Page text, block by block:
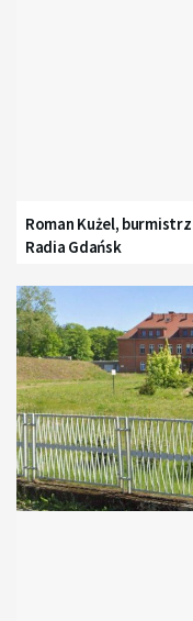
Roman Kużel,
Radia Gdańsk